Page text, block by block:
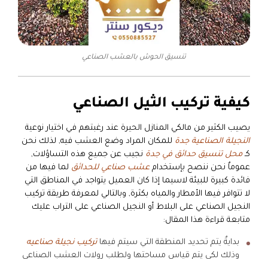
تنسيق الحوش بالعشب الصناعي
كيفية تركيب الثيل الصناعي
يصيب الكثير من مالكي المنازل الحيرة عند رغبتهم في اختيار نوعية
النجيلة الصناعية جدة للمكان المراد وضع العشب فيه, لذلك نحن
كـمحل تنسيق حدائق في جدة نجيب عن جميع هذه التساؤلات,
عموماٌ نحن ننصح بإستخدام عشب صناعي للحدائق لما فيها من
فائدة كبيرة للبيئة لاسيما إذا كان العميل يتواجد في المناطق التي
لا تتوافر فيها الأمطار والمياه بكثرة, وبالتالي لمعرفة طريقة تركيب
النجيل الصناعي على البلاط أو النجيل الصناعي على التراب عليك
متابعة قراءة هذا المقال:
بدايةٌ يتم تحديد المنطقة التي سيتم فيهاتركيب نجيلة صناعيه
وذلك لكي يتم قياس مساحتها ولطلب رولات العشب الصناعي